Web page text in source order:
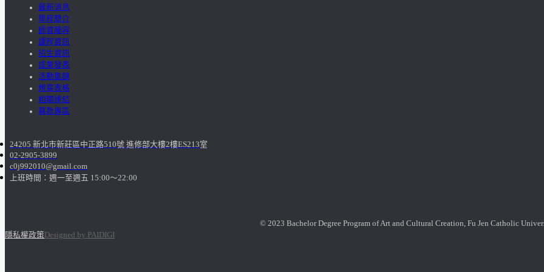
最新消息
學程簡介
師資陣容
課程資訊
招生資訊
成果發表
活動集錦
規章表格
相關連結
募款專區
24205 新北市新莊區中正路510號 進修部大樓2樓ES213室
02-2905-3899
c0j992010@gmail.com
上班時間：週一至週五 15:00～22:00
© 2023 Bachelor Degree Program of Art and Cultural Creation, Fu Jen Catholic
隱私權政策 Designed by PAIDIGI